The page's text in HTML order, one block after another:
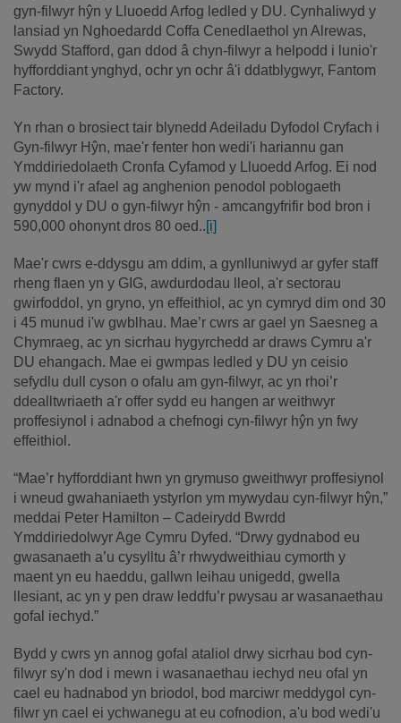
gyn-filwyr hŷn y Lluoedd Arfog ledled y DU. Cynhaliwyd y
lansiad yn Nghoedardd Coffa Cenedlaethol yn Alrewas,
Swydd Stafford, gan ddod â chyn-filwyr a helpodd i lunio'r
hyfforddiant ynghyd, ochr yn ochr â'i ddatblygwyr, Fantom
Factory.
Yn rhan o brosiect tair blynedd Adeiladu Dyfodol Cryfach i
Gyn-filwyr Hŷn, mae'r fenter hon wedi'i hariannu gan
Ymddiriedolaeth Cronfa Cyfamod y Lluoedd Arfog. Ei nod
yw mynd i'r afael ag anghenion penodol poblogaeth
gynyddol y DU o gyn-filwyr hŷn - amcangyfrifir bod bron i
590,000 ohonynt dros 80 oed..[i]
Mae'r cwrs e-ddysgu am ddim, a gynlluniwyd ar gyfer staff
rheng flaen yn y GIG, awdurdodau lleol, a'r sectorau
gwirfoddol, yn gryno, yn effeithiol, ac yn cymryd dim ond 30
i 45 munud i'w gwblhau. Mae’r cwrs ar gael yn Saesneg a
Chymraeg, ac yn sicrhau hygyrchedd ar draws Cymru a'r
DU ehangach. Mae ei gwmpas ledled y DU yn ceisio
sefydlu dull cyson o ofalu am gyn-filwyr, ac yn rhoi’r
ddealltwriaeth a'r offer sydd eu hangen ar weithwyr
proffesiynol i adnabod a chefnogi cyn-filwyr hŷn yn fwy
effeithiol.
“Mae’r hyfforddiant hwn yn grymuso gweithwyr proffesiynol
i wneud gwahaniaeth ystyrlon ym mywydau cyn-filwyr hŷn,”
meddai Peter Hamilton – Cadeirydd Bwrdd
Ymddiriedolwyr Age Cymru Dyfed. “Drwy gydnabod eu
gwasanaeth a’u cysylltu â’r rhwydweithiau cymorth y
maent yn eu haeddu, gallwn leihau unigedd, gwella
llesiant, ac yn y pen draw leddfu’r pwysau ar wasanaethau
gofal iechyd.”
Bydd y cwrs yn annog gofal ataliol drwy sicrhau bod cyn-
filwyr sy'n dod i mewn i wasanaethau iechyd neu ofal yn
cael eu hadnabod yn briodol, bod marciwr meddygol cyn-
filwr yn cael ei ychwanegu at eu cofnodion, a'u bod wedi'u